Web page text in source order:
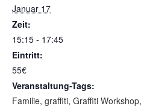
Januar 17
Zeit:
15:15 - 17:45
Eintritt:
55€
Veranstaltung-Tags:
Familie, graffiti, Graffiti Workshop,